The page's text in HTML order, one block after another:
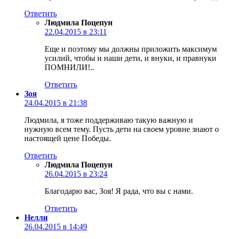
Ответить
Людмила Поцепун
22.04.2015 в 23:11
Еще и поэтому мы должны приложить максимум
усилий, чтобы и наши дети, и внуки, и правнуки
ПОМНИЛИ!..
Ответить
Зоя
24.04.2015 в 21:38
Людмила, я тоже поддерживаю такую важную и
нужную всем тему. Пусть дети на своем уровне знают о
настоящей цене Победы.
Ответить
Людмила Поцепун
26.04.2015 в 23:24
Благодарю вас, Зоя! Я рада, что вы с нами.
Ответить
Нелли
26.04.2015 в 14:49